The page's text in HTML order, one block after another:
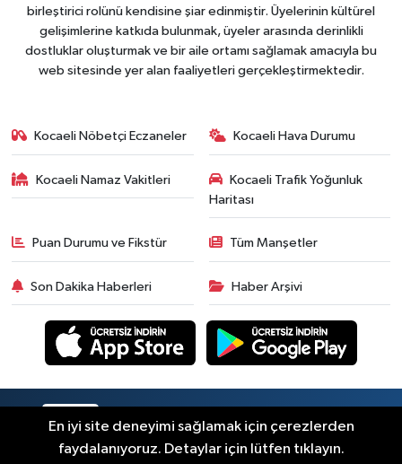
birleştirici rolünü kendisine şiar edinmiştir. Üyelerinin kültürel
gelişimlerine katkıda bulunmak, üyeler arasında derinlikli
dostluklar oluşturmak ve bir aile ortamı sağlamak amacıyla bu
web sitesinde yer alan faaliyetleri gerçekleştirmektedir.
Kocaeli Nöbetçi Eczaneler Kocaeli Hava Durumu
Kocaeli Namaz Vakitleri
Kocaeli Trafik Yoğunluk
Haritası
Puan Durumu ve Fikstür Tüm Manşetler
Son Dakika Haberleri Haber Arşivi
En iyi site deneyimi sağlamak için çerezlerden
faydalanıyoruz. Detaylar için lütfen tıklayın.